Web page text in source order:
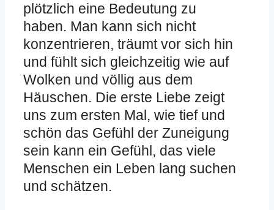
plötzlich eine Bedeutung zu
haben. Man kann sich nicht
konzentrieren, träumt vor sich hin
und fühlt sich gleichzeitig wie auf
Wolken und völlig aus dem
Häuschen. Die erste Liebe zeigt
uns zum ersten Mal, wie tief und
schön das Gefühl der Zuneigung
sein kann ein Gefühl, das viele
Menschen ein Leben lang suchen
und schätzen.